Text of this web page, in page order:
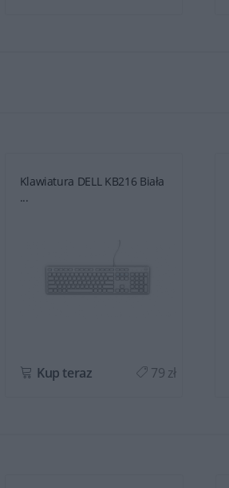
Klawiatura DELL KB216 Biała
...
Kup teraz 79 zł